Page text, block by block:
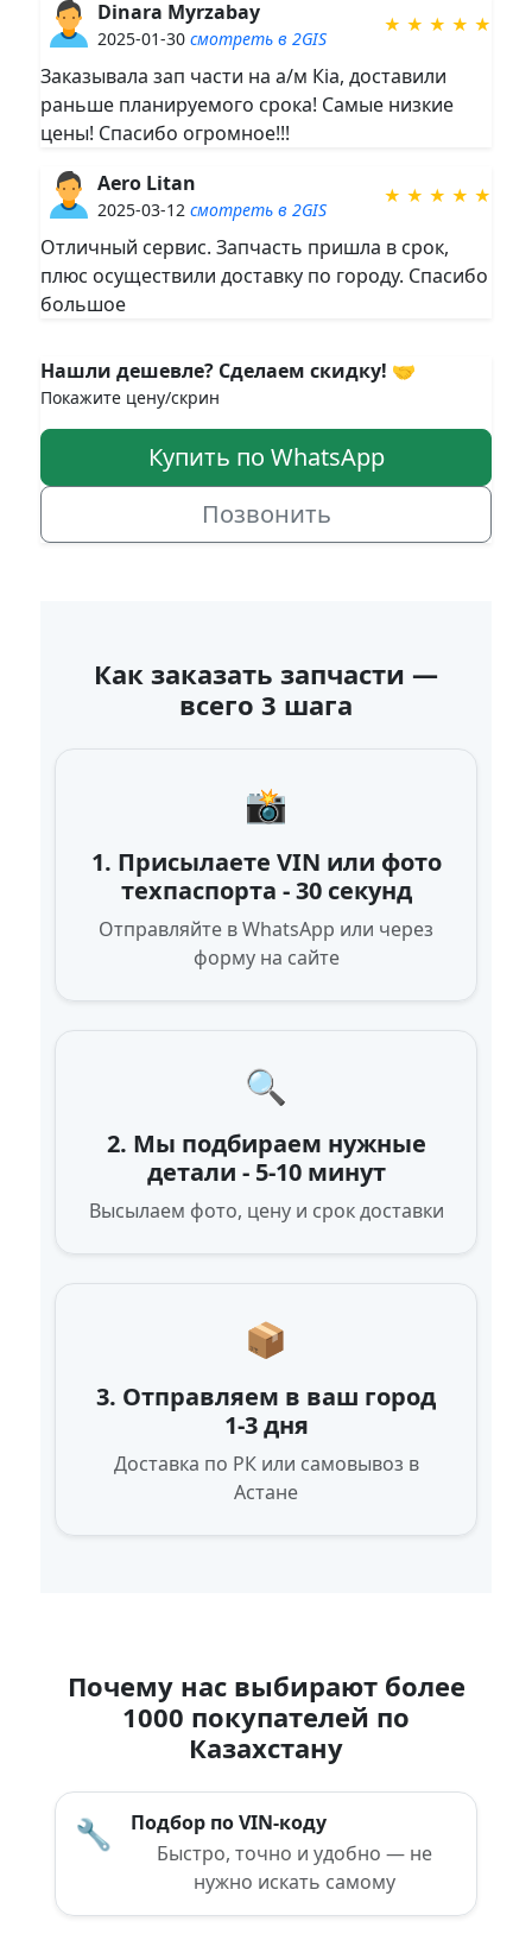
Dinara Myrzabay
2025-01-30смотреть в 2GIS
★ ★ ★ ★ ★
Заказывала зап части на а/м Кia, доставили
раньше планируемого срока! Самые низкие
цены! Спасибо огромное!!!
Aero Litan
2025-03-12смотреть в 2GIS
★ ★ ★ ★ ★
Отличный сервис. Запчасть пришла в срок,
плюс осуществили доставку по городу. Спасибо
большое
Нашли дешевле? Сделаем скидку! 🤝
Покажите цену/скрин
Купить по WhatsApp
Позвонить
Как заказать запчасти —
всего 3 шага
📸
1. Присылаете VIN или фото
техпаспорта - 30 секунд
Отправляйте в WhatsApp или через
форму на сайте
🔍
2. Мы подбираем нужные
детали - 5-10 минут
Высылаем фото, цену и срок доставки
📦
3. Отправляем в ваш город
1-3 дня
Доставка по РК или самовывоз в
Астане
Почему нас выбирают более
1000 покупателей по
Казахстану
🔧
Подбор по VIN-коду
Быстро, точно и удобно — не
нужно искать самому